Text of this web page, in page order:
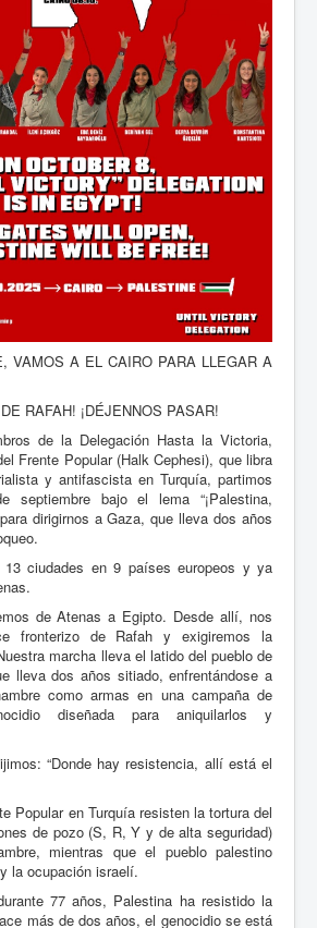
VAMOS A EL CAIRO PARA LLEGAR A
RAFAH! ¡DÉJENNOS PASAR!
de la Delegación Hasta la Victoria,
Frente Popular (Halk Cephesi), que libra
y antifascista en Turquía, partimos
bajo el lema “¡Palestina,
dirigirnos a Gaza, que lleva dos años
13 ciudades en 9 países europeos y ya
de Atenas a Egipto. Desde allí, nos
fronterizo de Rafah y exigiremos la
marcha lleva el latido del pueblo de
lleva dos años sitiado, enfrentándose a
como armas en una campaña de
diseñada para aniquilarlos y
“Donde hay resistencia, allí está el
Popular en Turquía resisten la tortura del
de pozo (S, R, Y y de alta seguridad)
mientras que el pueblo palestino
la ocupación israelí.
77 años, Palestina ha resistido la
más de dos años, el genocidio se está